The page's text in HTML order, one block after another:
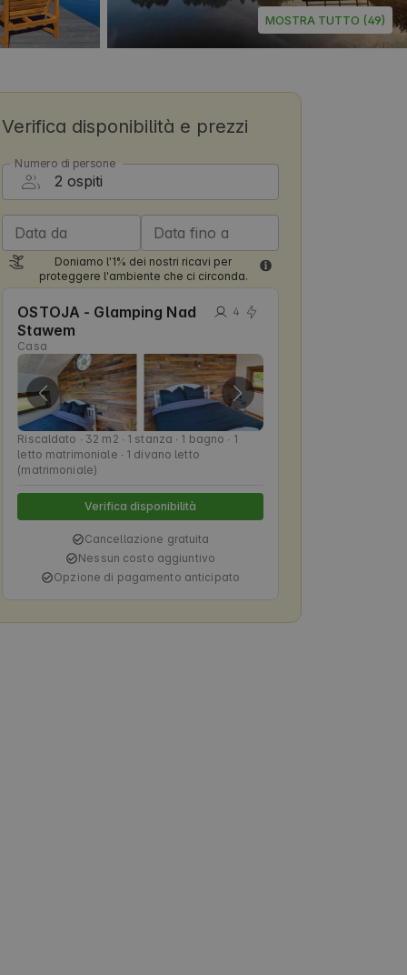
MOSTRA TUTTO (49)
Verifica disponibilità e prezzi
Numero di persone
Data da Data fino a
Doniamo l'1% dei nostri ricavi per
proteggere l'ambiente che ci circonda.
OSTOJA - Glamping Nad
Stawem
Casa
4
Riscaldato ∙ 32 m2 ∙ 1 stanza ∙ 1 bagno ∙ 1
letto matrimoniale ∙ 1 divano letto
(matrimoniale)
Verifica disponibilità
Cancellazione gratuita
Nessun costo aggiuntivo
Opzione di pagamento anticipato